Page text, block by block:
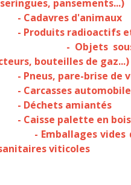
pansements...)
d'animaux
radioactifs et
sous
bouteilles de gaz...)
pare-brise de
amiantés
palette en bois
vides de
viticoles